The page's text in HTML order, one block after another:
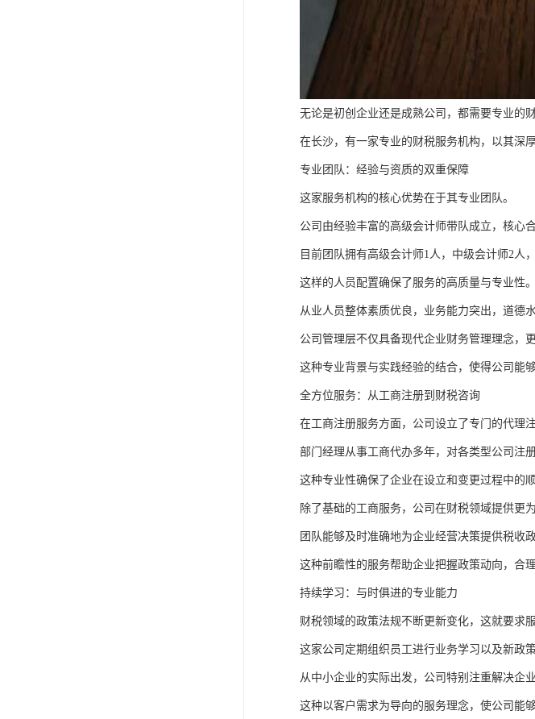
无论是初创企业还是成熟公司，都需要专业的
在长沙，有一家专业的财税服务机构，以其深
专业团队：经验与资质的双重保障
这家服务机构的核心优势在于其专业团队。
公司由经验丰富的高级会计师带队成立，核心
目前团队拥有高级会计师1人，中级会计师2人
这样的人员配置确保了服务的高质量与专业性。
从业人员整体素质优良，业务能力突出，道德水
公司管理层不仅具备现代企业财务管理理念，
这种专业背景与实践经验的结合，使得公司能
全方位服务：从工商注册到财税咨询
在工商注册服务方面，公司设立了专门的代理
部门经理从事工商代办多年，对各类型公司注
这种专业性确保了企业在设立和变更过程中的
除了基础的工商服务，公司在财税领域提供更
团队能够及时准确地为企业经营决策提供税收
这种前瞻性的服务帮助企业把握政策动向，合
持续学习：与时俱进的专业能力
财税领域的政策法规不断更新变化，这就要求
这家公司定期组织员工进行业务学习以及新政
从中小企业的实际出发，公司特别注重解决企
这种以客户需求为导向的服务理念，使公司能